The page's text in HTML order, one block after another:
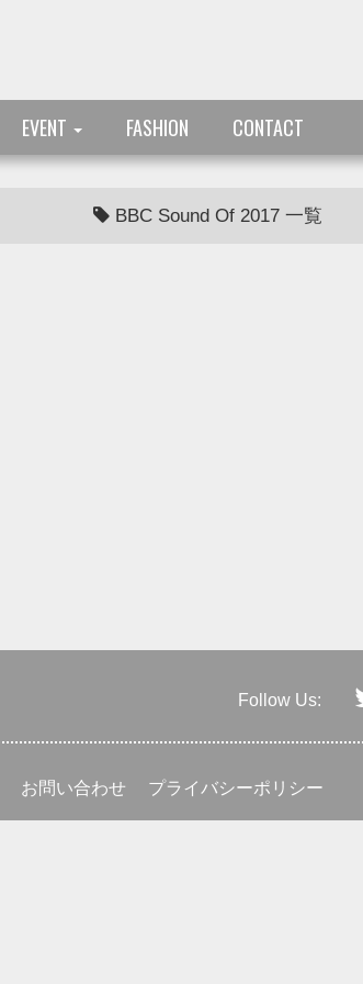
EVENT FASHION CONTACT
BBC Sound Of 2017 一覧
Follow Us:
お問い合わせ プライバシーポリシー